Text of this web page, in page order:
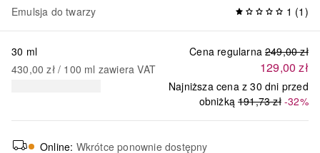
Emulsja do twarzy 1 (1 )
Cena regularna 249,00 zł
129,00 zł
Najniższa cena z 30 dni przed
obniżką 191,73 zł-32%
30 ml
430,00 zł / 100 ml zawiera VAT
Online: Wkrótce ponownie dostępny